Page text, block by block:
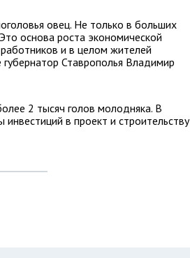
овец. Не только в больших
основа роста экономической
и в целом жителей
Ставрополья Владимир
2 тысяч голов молодняка. В
в проект и строительству